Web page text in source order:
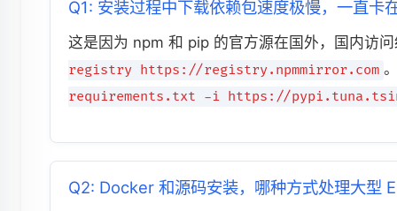
Q1: 安装过程中下载依赖包速度极慢，一直卡
这是因为 npm 和 pip 的官方源在国外，国内访
registry https://registry.npmmirror.com
requirements.txt -i https://
Q2: Docker 和源码安装，哪种方式处理大型